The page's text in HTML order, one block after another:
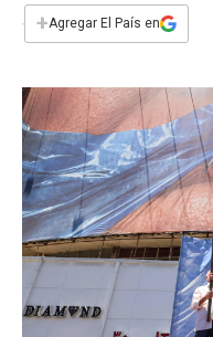
e
b
k
s
p
t
n
i
l
+Agregar El País en